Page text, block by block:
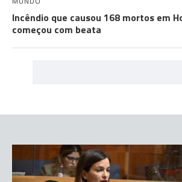
Incêndio que causou 168 mortos em
começou com beata